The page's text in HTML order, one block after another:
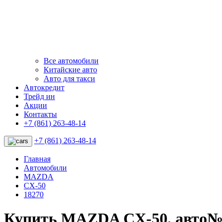
Все автомобили
Китайские авто
Авто для такси
Автокредит
Трейд ин
Акции
Контакты
+7 (861) 263-48-14
+7 (861) 263-48-14
Главная
Автомобили
MAZDA
CX-50
18270